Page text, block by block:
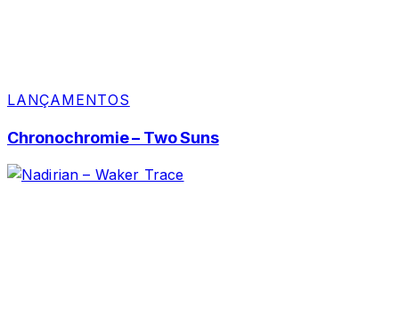
LANÇAMENTOS
Chronochromie – Two Suns